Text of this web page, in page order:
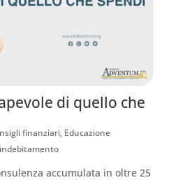
di quello che
finanziari, Educazione
accumulata in oltre 25